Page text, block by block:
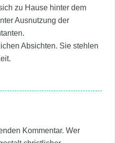
zu Hause hinter dem
Ausnutzung der
Absichten. Sie stehlen
Kommentar. Wer